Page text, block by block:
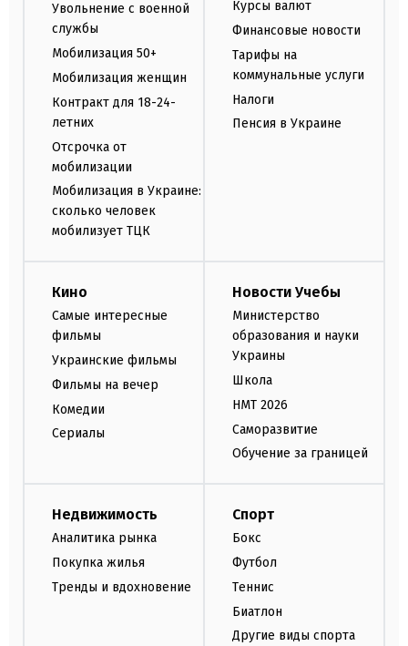
Увольнение с военной
службы
Мобилизация 50+
Мобилизация женщин
Контракт для 18-24-
летних
Отсрочка от
мобилизации
Мобилизация в Украине:
сколько человек
мобилизует ТЦК
Курсы валют
Финансовые новости
Тарифы на
коммунальные услуги
Налоги
Пенсия в Украине
Кино
Самые интересные
фильмы
Украинские фильмы
Фильмы на вечер
Комедии
Сериалы
Новости Учебы
Министерство
образования и науки
Украины
Школа
НМТ 2026
Саморазвитие
Обучение за границей
Недвижимость
Аналитика рынка
Покупка жилья
Тренды и вдохновение
Спорт
Бокс
Футбол
Теннис
Биатлон
Другие виды спорта